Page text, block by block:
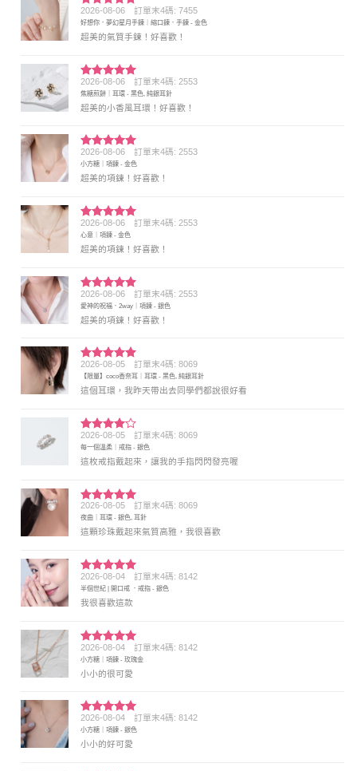
評分5 滿
分 5
2026-08-06 訂單末4碼: 7455
好想你．夢幻星月手鍊｜縮口鍊．手鍊 - 金色
超美的氣質手鍊！好喜歡！
評分5滿
分 5
2026-08-06 訂單末4碼: 2553
焦糖煎餅｜耳環 - 黑色, 純銀耳針
超美的小香風耳環！好喜歡！
評分5 滿
分 5
2026-08-06 訂單末4碼: 2553
小方糖｜項鍊 - 金色
超美的項鍊！好喜歡！
評分5 滿
分 5
2026-08-06 訂單末4碼: 2553
心意｜項鍊 - 金色
超美的項鍊！好喜歡！
評分5滿
分 5
2026-08-06 訂單末4碼: 2553
愛神的祝福．2way｜項鍊 - 銀色
超美的項鍊！好喜歡！
評分5 滿
分 5
2026-08-05 訂單末4碼: 8069
【限量】coco香奈耳｜耳環 - 黑色, 純銀耳針
這個耳環，我昨天帶出去同學們都說很好看
評分4
滿分 5
2026-08-05 訂單末4碼: 8069
每一個溫柔｜戒指 - 銀色
這枚戒指戴起來，讓我的手指閃閃發亮喔
評分5 滿
分 5
2026-08-05 訂單末4碼: 8069
夜曲｜耳環 - 銀色, 耳針
這顆珍珠戴起來氣質高雅，我很喜歡
評分5 滿
分 5
2026-08-04 訂單末4碼: 8142
半個世紀 | 開口戒 ．戒指 - 銀色
我很喜歡這款
評分5滿
分 5
2026-08-04 訂單末4碼: 8142
小方糖｜項鍊 - 玫瑰金
小小的很可愛
評分5 滿
分 5
2026-08-04 訂單末4碼: 8142
小方糖｜項鍊 - 銀色
小小的好可愛